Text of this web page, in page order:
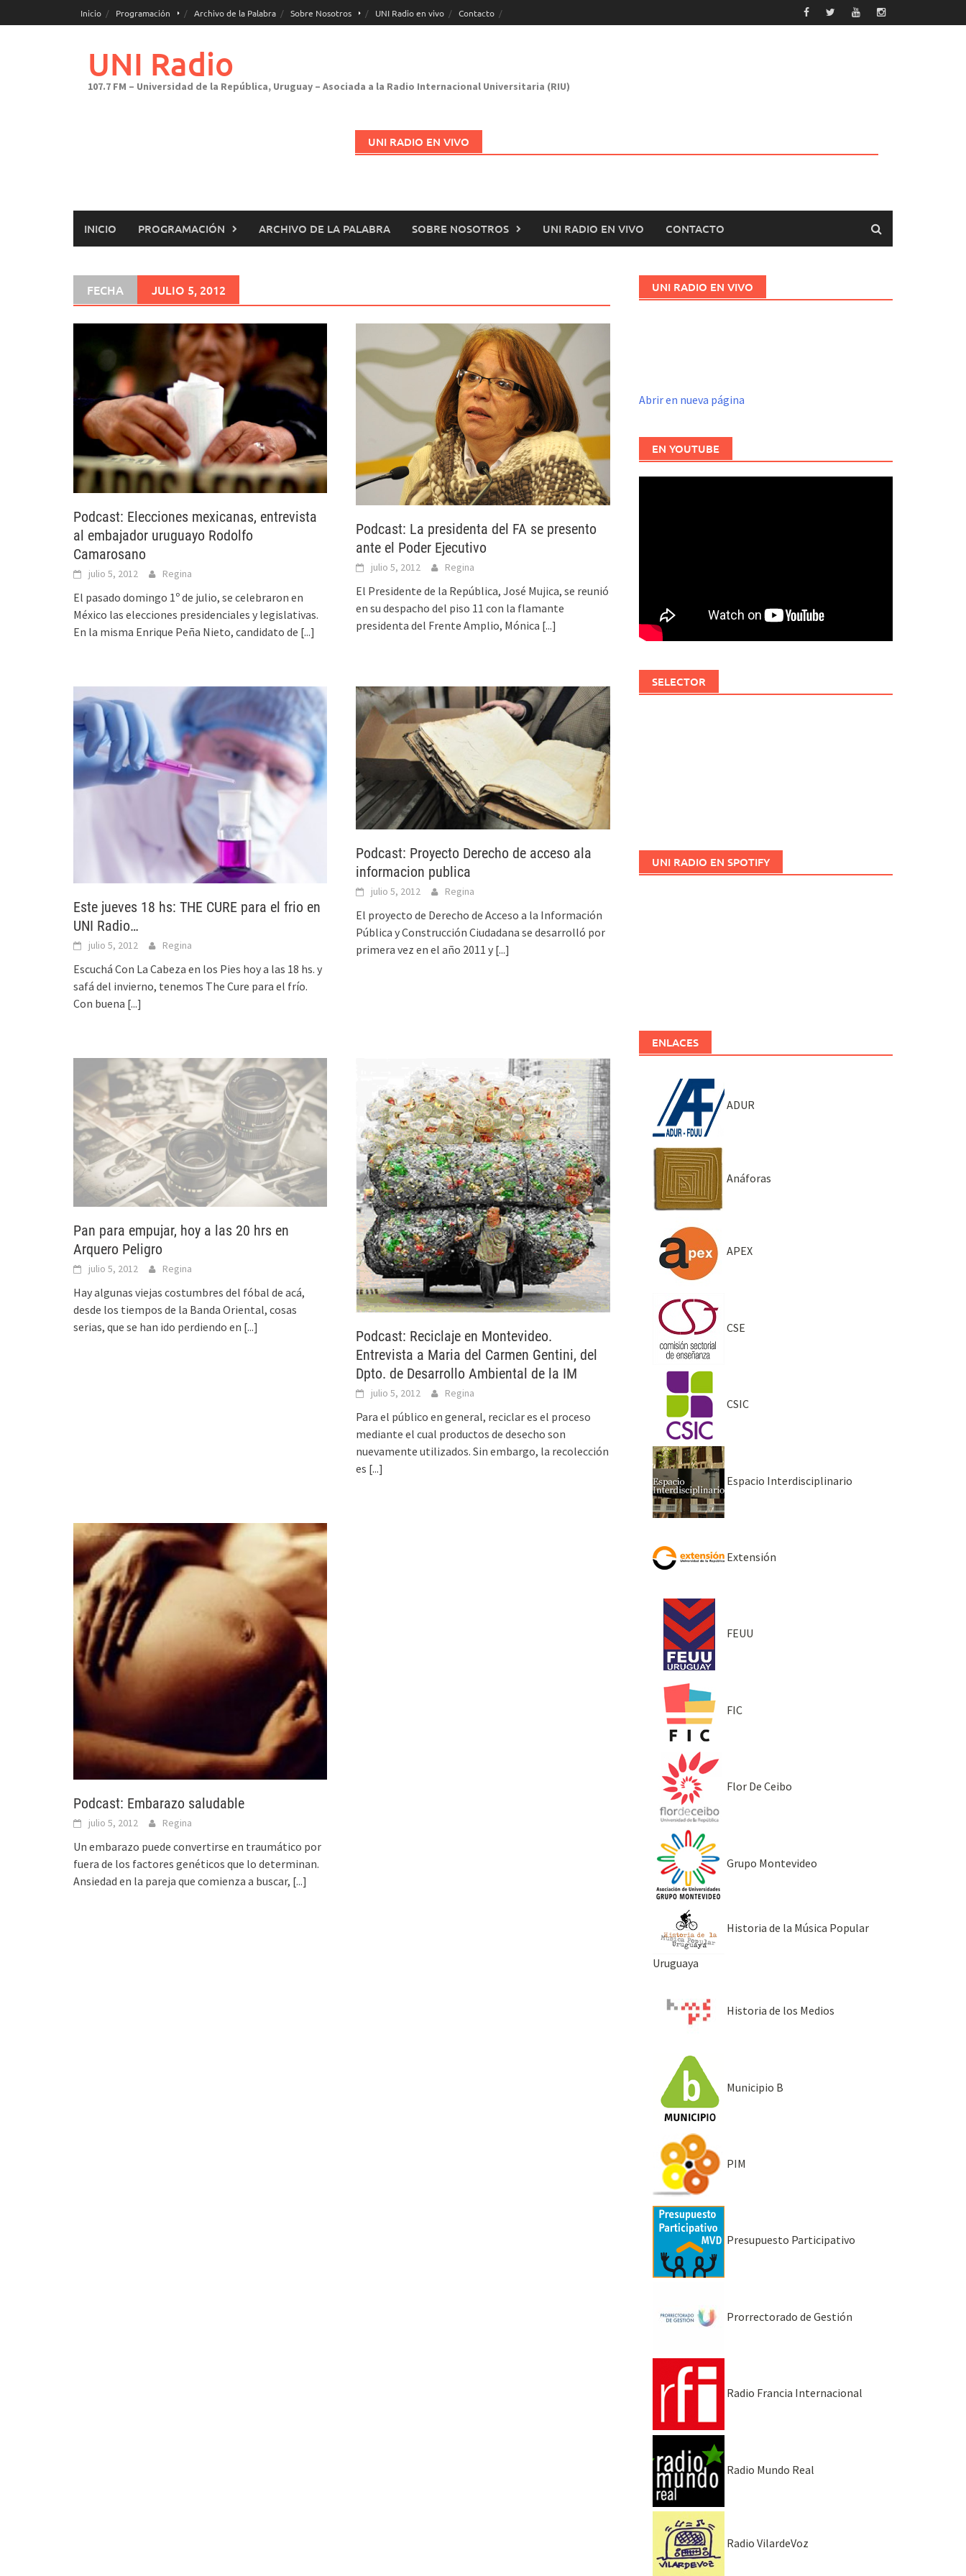
al
Inicio Programación Archivo de la Palabra Sobre Nosotros UNI Radio en vivo Contacto
UNI Radio
107.7 FM – Universidad de la República, Uruguay – Asociada a la Radio Internacional Universitaria (RIU)
UNI RADIO EN VIVO
INICIO PROGRAMACIÓN ARCHIVO DE LA PALABRA SOBRE NOSOTROS UNI RADIO EN VIVO CONTACTO
FECHA JULIO 5, 2012
Podcast: Elecciones mexicanas, entrevista
al embajador uruguayo Rodolfo
Camarosano
julio 5, 2012 Regina
El pasado domingo 1º de julio, se celebraron en
México las elecciones presidenciales y legislativas.
En la misma Enrique Peña Nieto, candidato de [...]
Podcast: La presidenta del FA se presento
ante el Poder Ejecutivo
julio 5, 2012 Regina
El Presidente de la República, José Mujica, se reunió
en su despacho del piso 11 con la flamante
presidenta del Frente Amplio, Mónica [...]
Este jueves 18 hs: THE CURE para el frio en
UNI Radio…
julio 5, 2012 Regina
Escuchá Con La Cabeza en los Pies hoy a las 18 hs. y
safá del invierno, tenemos The Cure para el frío.
Con buena [...]
Podcast: Proyecto Derecho de acceso ala
informacion publica
julio 5, 2012 Regina
El proyecto de Derecho de Acceso a la Información
Pública y Construcción Ciudadana se desarrolló por
primera vez en el año 2011 y [...]
Pan para empujar, hoy a las 20 hrs en
Arquero Peligro
julio 5, 2012 Regina
Hay algunas viejas costumbres del fóbal de acá,
desde los tiempos de la Banda Oriental, cosas
serias, que se han ido perdiendo en [...]
Podcast: Reciclaje en Montevideo.
Entrevista a Maria del Carmen Gentini, del
Dpto. de Desarrollo Ambiental de la IM
julio 5, 2012 Regina
Para el público en general, reciclar es el proceso
mediante el cual productos de desecho son
nuevamente utilizados. Sin embargo, la recolección
es [...]
Podcast: Embarazo saludable
julio 5, 2012 Regina
Un embarazo puede convertirse en traumático por
fuera de los factores genéticos que lo determinan.
Ansiedad en la pareja que comienza a buscar, [...]
UNI RADIO EN VIVO
Abrir en nueva página
EN YOUTUBE
SELECTOR
UNI RADIO EN SPOTIFY
ENLACES
ADUR
Anáforas
APEX
CSE
CSIC
Espacio Interdisciplinario
Extensión
FEUU
FIC
Flor De Ceibo
Grupo Montevideo
Historia de la Música Popular
Uruguaya
Historia de los Medios
Municipio B
PIM
Presupuesto Participativo
Prorrectorado de Gestión
Radio Francia Internacional
Radio Mundo Real
Radio VilardeVoz